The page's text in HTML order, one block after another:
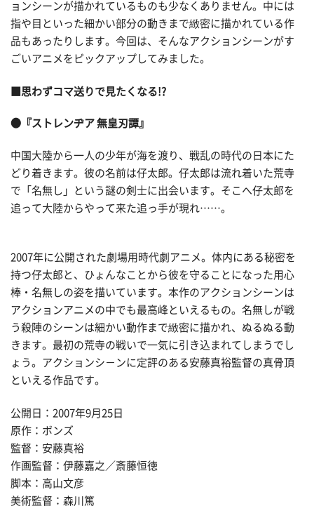
ョンシーンが描かれているものも少なくありません。中には
指や目といった細かい部分の動きまで緻密に描かれている作
品もあったりします。今回は、そんなアクションシーンがす
ごいアニメをピックアップしてみました。
■思わずコマ送りで見たくなる!?
●『ストレンヂア 無皇刃譚』
中国大陸から一人の少年が海を渡り、戦乱の時代の日本にた
どり着きます。彼の名前は仔太郎。仔太郎は流れ着いた荒寺
で「名無し」という謎の剣士に出会います。そこへ仔太郎を
追って大陸からやって来た追っ手が現れ……。
2007年に公開された劇場用時代劇アニメ。体内にある秘密を
持つ仔太郎と、ひょんなことから彼を守ることになった用心
棒・名無しの姿を描いています。本作のアクションシーンは
アクションアニメの中でも最高峰といえるもの。名無しが戦
う殺陣のシーンは細かい動作まで緻密に描かれ、ぬるぬる動
きます。最初の荒寺の戦いで一気に引き込まれてしまうでし
ょう。アクションシ－ンに定評のある安藤真裕監督の真骨頂
といえる作品です。
公開日：2007年9月25日
原作：ボンズ
監督：安藤真裕
作画監督：伊藤嘉之／斎藤恒徳
脚本：高山文彦
美術監督：森川篤